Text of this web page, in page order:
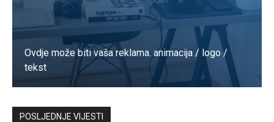
Ovdje može biti vaša reklama. animacija / logo /
tekst
Kontaktirajte nas
POSLJEDNJE VIJESTI